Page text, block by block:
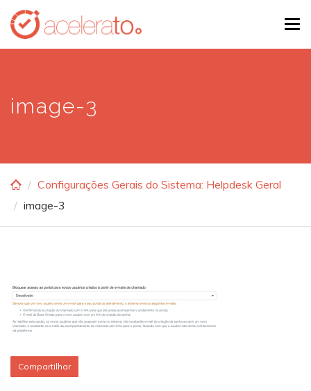
Skip
main
image-3
Configurações Gerais do Sistema: Helpdesk Geral
image-3
Compartilhar